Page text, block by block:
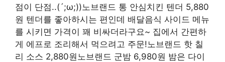
점이 단점..(´;ω;))노브랜드 통 안심치킨 텐더 5,880
원 텐더를 좋아하시는 편인데 배달음식 사이드 메뉴
를 시키면 가격이 꽤 비싸더라구요~ 집에서 간편하
게 에프로 조리해서 먹으려고 주문!노브랜드 핫 칠
리 소스 2,880원노브랜드 군밤 6,980원 밤은 다이